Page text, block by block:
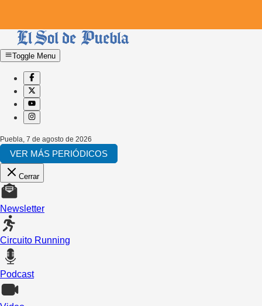
Toggle Menu
Puebla 7 de agosto de 2026
VER MÁS PERIÓDICOS
Cerrar
Newsletter
Circuito Running
Podcast